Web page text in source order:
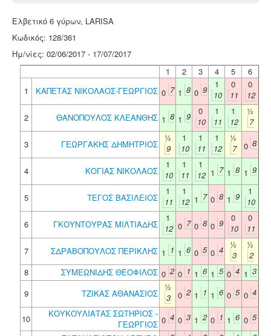
Ελβετικό 6 γύρων, LARISA
Κωδικός: 128/361
Ημ/νίες: 02/06/2017 - 17/07/2017
1
2 3 4 5
6
1
ΚΑΠΕΤΑΣ ΝΙΚΟΛΑΟΣ-ΓΕΩΡΓΙΟΣ 0 7 1 8 0 9
1
10
0
11
0
12
2
ΘΑΝΟΠΟΥΛΟΣ ΚΛΕΑΝΘΗΣ 1 8 1 9
0
10
1
11
1
12
½
7
3
ΓΕΩΡΓΑΚΗΣ ΔΗΜΗΤΡΙΟΣ
½
9
1
10
1
11
1
12
½
7
0 8
4 ΚΟΓΙΑΣ ΝΙΚΟΛΑΟΣ
1
10
1
11
1
12 1 7 1 8 1 9
5 ΤΕΓΟΣ ΒΑΣΙΛΕΙΟΣ
1
11
1
12 1 7 0 8 1 9
1
10
6
ΓΚΟΥΝΤΟΥΡΑΣ ΜΙΛΤΙΑΔΗΣ
1
12 0 7 0 8 0 9
0
10
0
11
7
ΣΔΡΑΒΟΠΟΥΛΟΣ ΠΕΡΙΚΛΗΣ 1 1 1 6 0 5 0 4
½
3
½
2
8
ΣΥΜΕΩΝΙΔΗΣ ΘΕΟΦΙΛΟΣ 0 2 0 1 1 6 1 5 0 4 1 3
9
ΤΖΙΚΑΣ ΑΘΑΝΑΣΙΟΣ
½
3
0 2 1 1 1 6 0 5 0 4
10
ΚΟΥΚΟΥΛΙΑΤΑΣ ΣΩΤΗΡΙΟΣ -
ΓΕΩΡΓΙΟΣ 0 4 0 3 1 2 0 1 1 6 0 5